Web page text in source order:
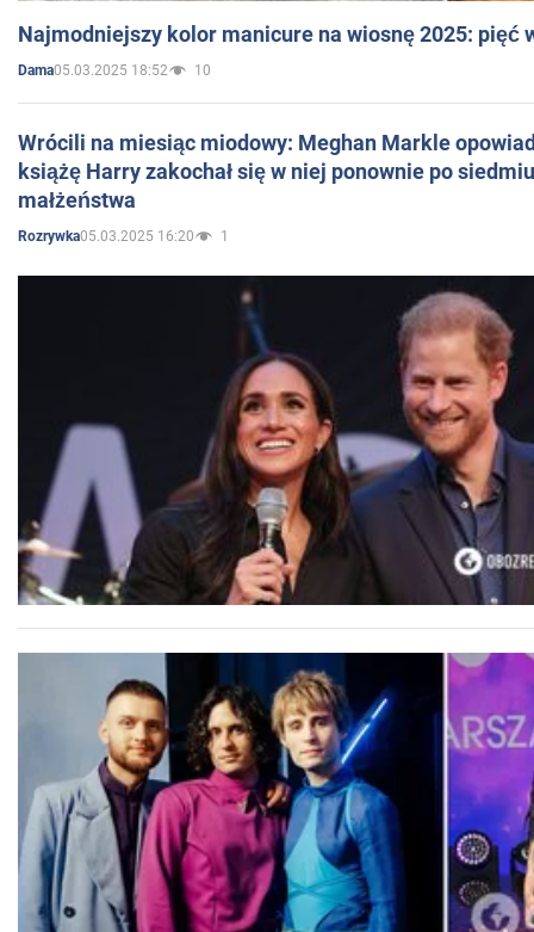
Najmodniejszy kolor manicure na wiosnę 2025: pięć
Dama05.03.2025 18:52 10
Wrócili na miesiąc miodowy: Meghan Markle
książę Harry zakochał się w niej ponownie po
małżeństwa
Rozrywka05.03.2025 16:20 1